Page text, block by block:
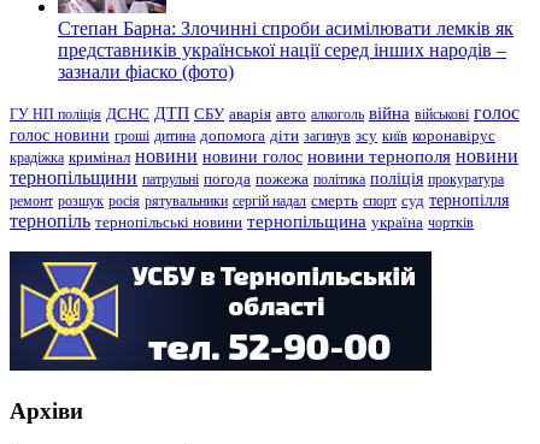
Степан Барна: Злочинні спроби асимілювати лемків як
представників української нації серед інших народів –
зазнали фіаско (фото)
ГУ НП поліція ДСНС ДТП СБУ аварія авто алкоголь війна військові голос
голос новини гроші дитина допомога діти загинув зсу київ коронавірус
крадіжка кримінал новини новини голос новини тернополя новини
тернопільщини патрульні погода пожежа політика поліція прокуратура
ремонт розшук росія рятувальники сергій надал смерть спорт суд тернопілля
тернопіль тернопільські новини тернопільщина україна чортків
Архіви